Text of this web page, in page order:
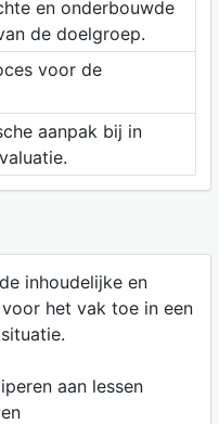
en onderbouwde
de doelgroep.
voor de
aanpak bij in
inhoudelijke en
het vak toe in een
aan lessen